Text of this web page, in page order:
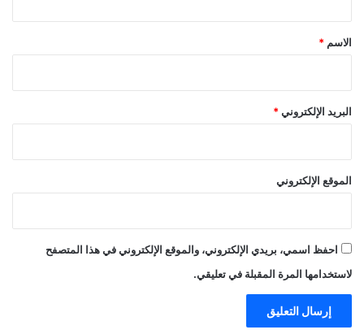
*
الاسم *
البريد الإلكتروني *
الموقع الإلكتروني
احفظ اسمي، بريدي الإلكتروني، والموقع الإلكتروني في هذا المتصفح
لاستخدامها المرة المقبلة في تعليقي.